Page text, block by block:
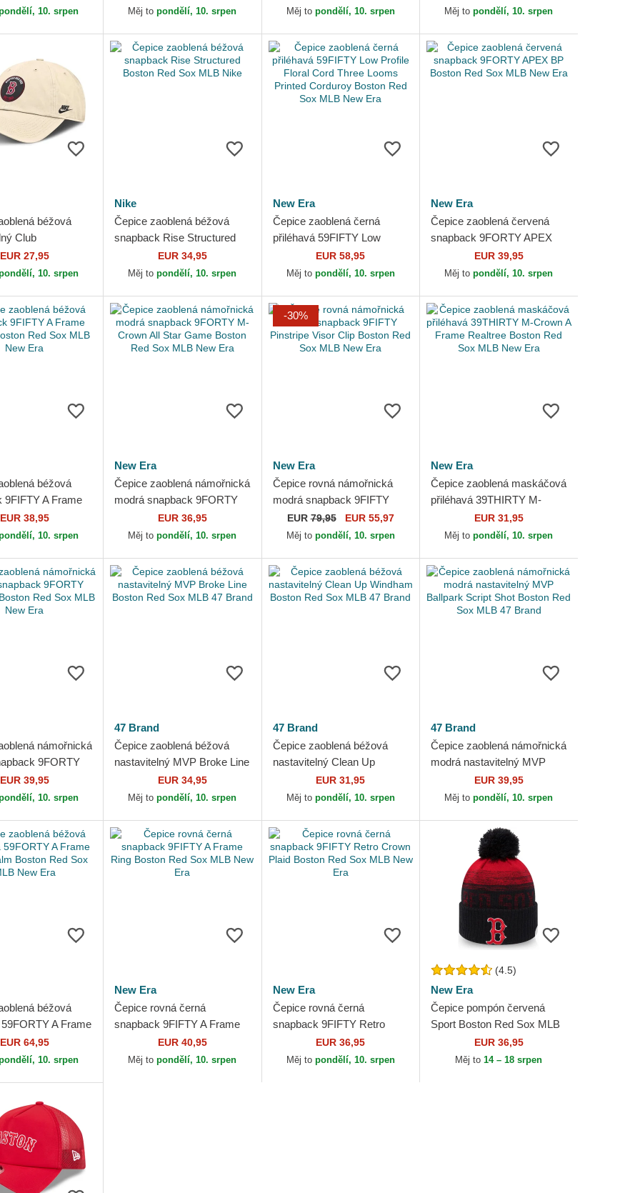
Era
10. srpen
Herringbone Boston Red
Měj topondělí, 10. srpen
Red Sox MLB 47 Brand
Měj to pondělí, 10. srpen
Flag Boston Red Sox MLB...
Měj topondělí, 10. srpen
béžová
Club
Organic Cotton
Sox MLB Nike
EUR 27,95
10. srpen
Nike
Čepice zaoblená béžová
snapback Rise Structured
Boston Red Sox MLB Nike
EUR 34,95
Měj topondělí, 10. srpen
New Era
Čepice zaoblená černá
přiléhavá 59FIFTY Low
Profile Floral Cord Three
Looms Printed Corduroy...
EUR 58,95
Měj to pondělí, 10. srpen
New Era
Čepice zaoblená červená
snapback 9FORTY APEX
BP Boston Red Sox MLB
New Era
EUR 39,95
Měj topondělí, 10. srpen
béžová
9FIFTY A Frame
Red Sox
Era
EUR 38,95
10. srpen
New Era
Čepice zaoblená námořnická
modrá snapback 9FORTY
M-Crown All Star Game
Boston Red Sox MLB New
EUR 36,95
Měj topondělí, 10. srpen
-30%
New Era
Čepice rovná námořnická
modrá snapback 9FIFTY
Pinstripe Visor Clip Boston
Red Sox MLB New Era
EUR79,95 EUR 55,97
Měj to pondělí, 10. srpen
New Era
Čepice zaoblená maskáčová
přiléhavá 39THIRTY M-
Crown A Frame Realtree
Boston Red Sox MLB New
EUR 31,95
Měj topondělí, 10. srpen
námořnická
9FORTY
Boston Red Sox
Era
EUR 39,95
10. srpen
47 Brand
Čepice zaoblená béžová
nastavitelný MVP Broke Line
Boston Red Sox MLB 47
Brand
EUR 34,95
Měj topondělí, 10. srpen
47 Brand
Čepice zaoblená béžová
nastavitelný Clean Up
Windham Boston Red Sox
MLB 47 Brand
EUR 31,95
Měj to pondělí, 10. srpen
47 Brand
Čepice zaoblená námořnická
modrá nastavitelný MVP
Ballpark Script Shot Boston
Red Sox MLB 47 Brand
EUR 39,95
Měj topondělí, 10. srpen
béžová
A Frame
Boston Red Sox
Era
EUR 64,95
10. srpen
New Era
Čepice rovná černá
snapback 9FIFTY A Frame
Ring Boston Red Sox MLB
New Era
EUR 40,95
Měj topondělí, 10. srpen
New Era
Čepice rovná černá
snapback 9FIFTY Retro
Crown Plaid Boston Red Sox
MLB New Era
EUR 36,95
Měj to pondělí, 10. srpen
(4.5)
New Era
Čepice pompón červená
Sport Boston Red Sox MLB
EUR 36,95
Měj to14 – 18 srpen